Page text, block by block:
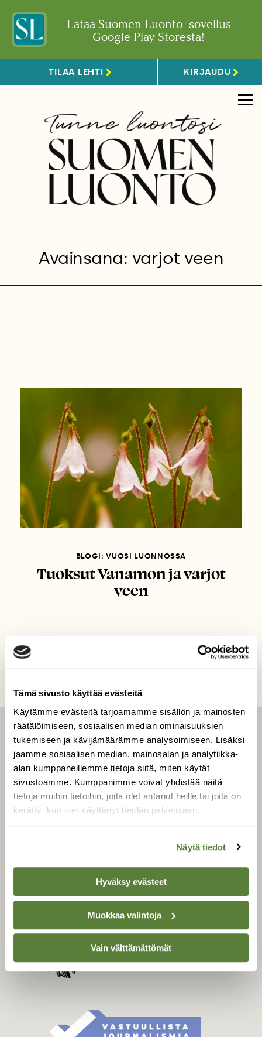
Tämä sivusto käyttää evästeitä
Käytämme evästeitä tarjoamamme sisällön ja mainosten
räätälöimiseen, sosiaalisen median ominaisuuksien
tukemiseen ja kävijämäärämme analysoimiseen. Lisäksi
jaamme sosiaalisen median, mainosalan ja analytiikka-
alan kumppaneillemme tietoja siitä, miten käytät
sivustoamme. Kumppanimme voivat yhdistää näitä
tietoja muihin tietoihin, joita olet antanut heille tai joita on
kerätty, kun olet käyttänyt heidän palvelujaan.
Näytä tiedot
Hyväksy evästeet
Muokkaa valintoja
Vain välttämättömät
Lataa Suomen Luonto -sovellus
Google Play Storesta!
TILAA LEHTI KIRJAUDU
Avainsana: varjot veen
BLOGI: VUOSI LUONNOSSA
Tuoksut Vanamon ja varjot
veen
LEHTI
Uusin lehti
Tilaa Suomen Luonto
Tilaa digilukuoikeus
Äänestä parasta juttua
SUOMEN LUONNON­
Suomen Luonto -lehden
luonnonsuojelu­liitto.